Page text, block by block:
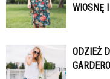
WIOSNĘ
ODZIEŻ